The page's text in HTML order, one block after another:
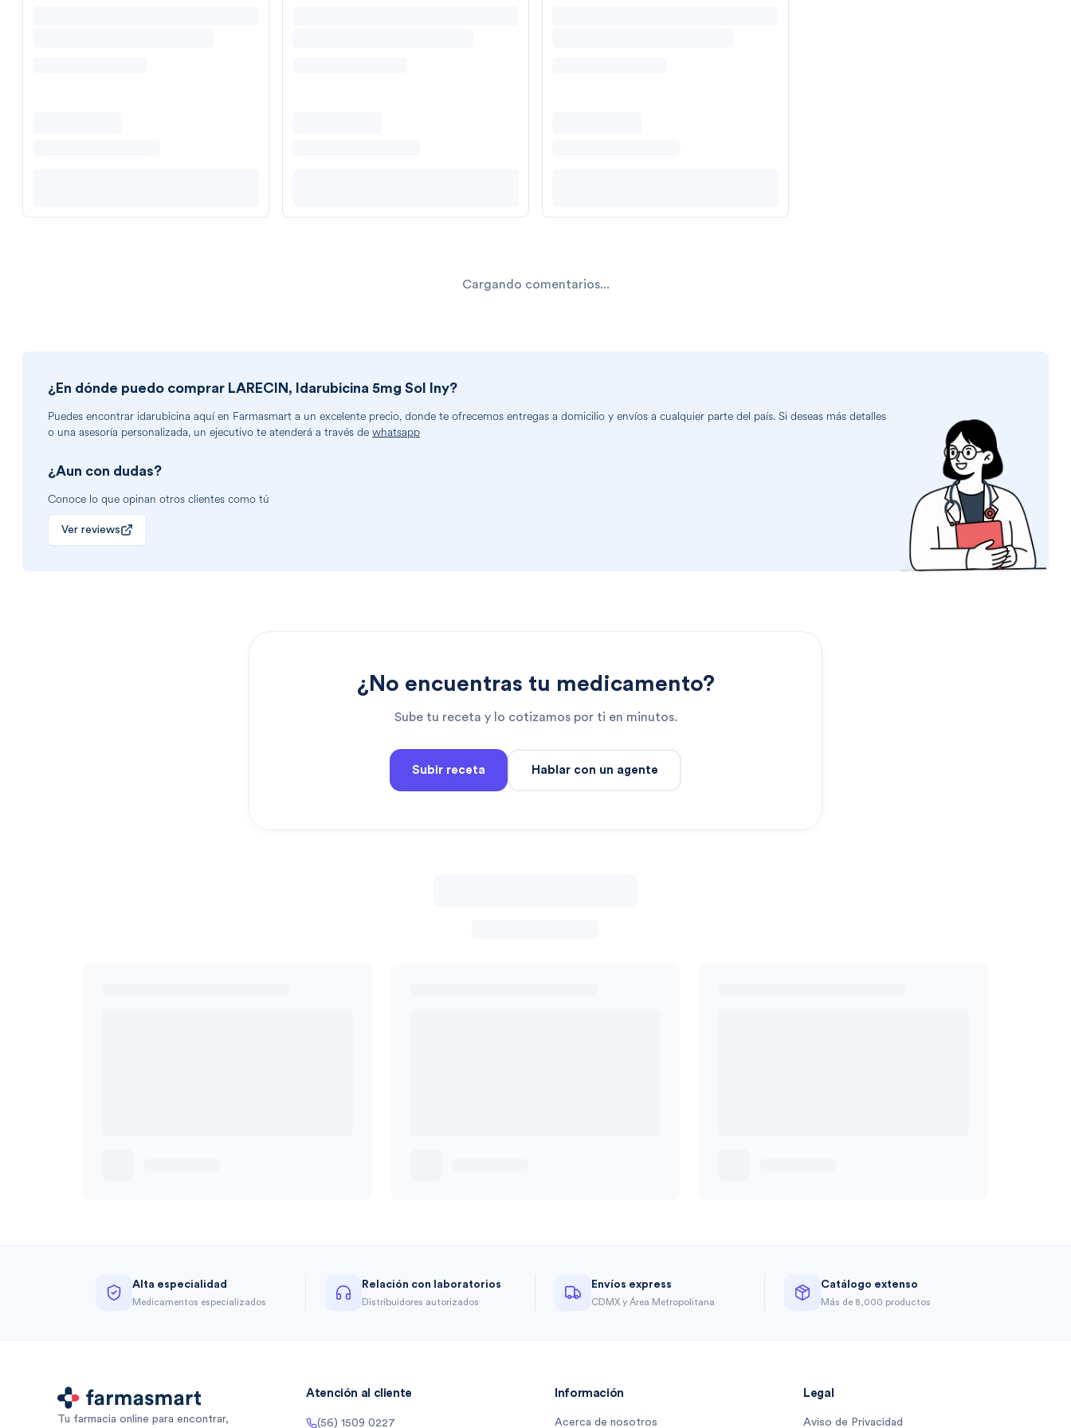
Cargando comentarios...
¿En dónde puedo comprar LARECIN, Idarubicina 5mg Sol Iny?
Puedes encontrar idarubicina aquí en Farmasmart a un excelente precio, donde te ofrecemos entregas a domicilio y envíos a cualquier parte del país. Si deseas más detalles
o una asesoría personalizada, un ejecutivo te atenderá a través de whatsapp
¿Aun con dudas?
Conoce lo que opinan otros clientes como tú
Ver reviews
¿No encuentras tu medicamento?
Sube tu receta y lo cotizamos por ti en minutos.
Subir receta Hablar con un agente
Alta especialidad
Medicamentos especializados
Relación con laboratorios
Distribuidores autorizados
Envíos express
CDMX y Área Metropolitana
Catálogo extenso
Más de 8,000 productos
Tu farmacia online para encontrar,
Atención al cliente
(56) 1509 0227
Información
Acerca de nosotros
Legal
Aviso de Privacidad